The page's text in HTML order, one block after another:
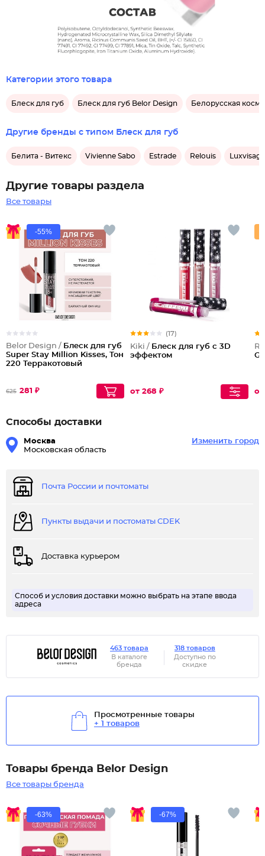
Категории этого товара
Блеск для губ Блеск для губ Belor Design Белорусская
Другие бренды с типом Блеск для губ
Белита - Витекс Vivienne Sabo Estrade Relouis Luxvisage
Другие товары раздела
Все товары
-55%
Belor Design / Блеск для губ
Super Stay Million Kisses, Тон
220 Терракотовый
625 281 ₽
(17)
Kiki / Блеск для губ с 3D
эффектом
от 268 ₽ от
Способы доставки
Москва
Московская область
Изменить город
Почта России и почтоматы
Пункты выдачи и постоматы CDEK
Доставка курьером
Способ и условия доставки можно выбрать на этапе ввода
адреса
463 товара
В каталоге
бренда
318 товаров
Доступно по
скидке
Просмотренные товары
+ 1 товаров
Товары бренда Belor Design
Все товары бренда
-63% -67%